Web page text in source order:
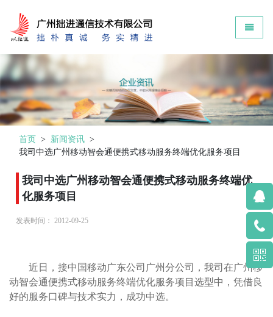
Zokin - go to homepage
Toggle
首页 > 新闻资讯 >
我司中选广州移动智会通便携式移动服务终端优化服务项目
我司中选广州移动智会通便携式移动服务终端优
化服务项目
发表时间： 2012-09-25
近日，接中国移动广东公司广州分公司，我司在广州移
动智会通便携式移动服务终端优化服务项目选型中，凭借良
好的服务口碑与技术实力，成功中选。